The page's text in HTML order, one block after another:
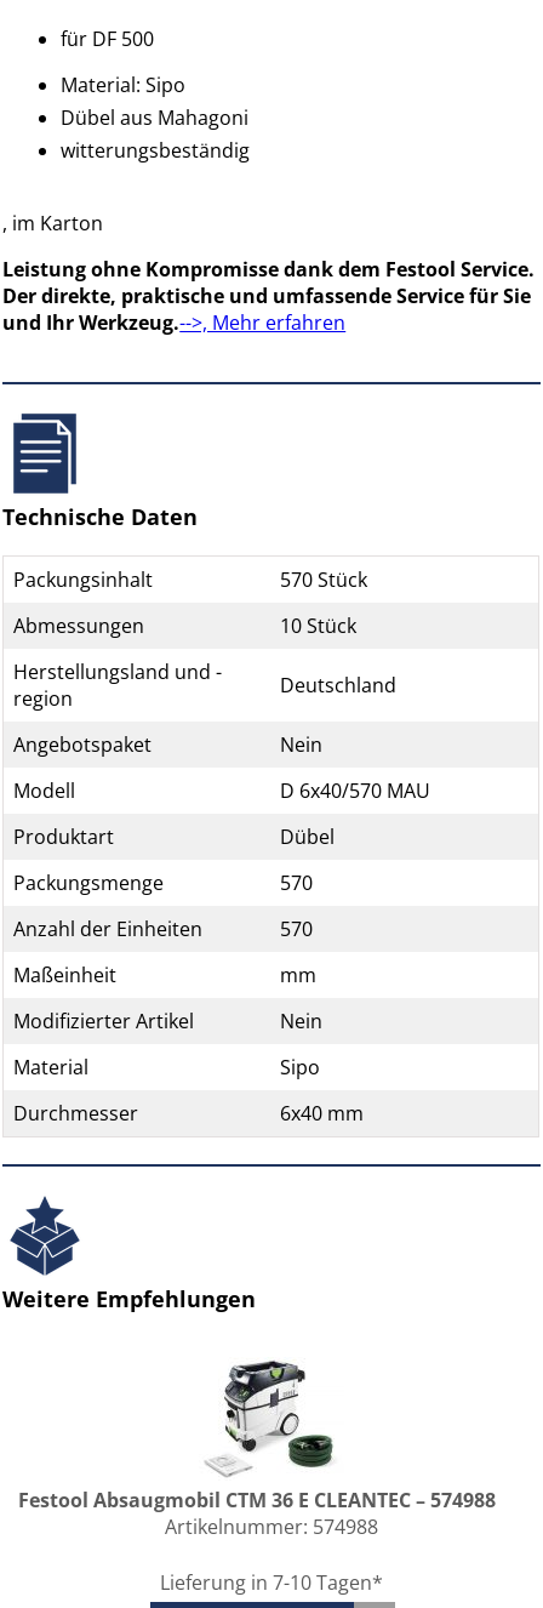
für DF 500
Material: Sipo
Dübel aus Mahagoni
witterungsbeständig
, im Karton
Leistung ohne Kompromisse dank dem Festool Service.
Der direkte, praktische und umfassende Service für Sie
und Ihr Werkzeug.-->, Mehr erfahren
Technische Daten
Packungsinhalt
570 Stück
Abmessungen
10 Stück
Herstellungsland und -
region
Deutschland
Angebotspaket
Nein
Modell
D 6x40/570 MAU
Produktart
Dübel
Packungsmenge
570
Anzahl der Einheiten
570
Maßeinheit
mm
Modifizierter Artikel
Nein
Material
Sipo
Durchmesser
6x40 mm
Weitere Empfehlungen
Festool Absaugmobil CTM 36 E CLEANTEC – 574988
Artikelnummer: 574988
Lieferung in 7-10 Tagen*